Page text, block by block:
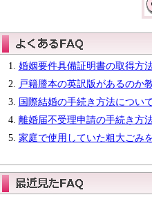
婚姻要件具備証明書の取得方
戸籍謄本の英訳版があるのか
国際結婚の手続き方法につい
離婚届不受理申請の手続き方
家庭で使用していた粗大ごみ